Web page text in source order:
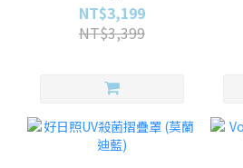
NT$3,199
NT$3,399